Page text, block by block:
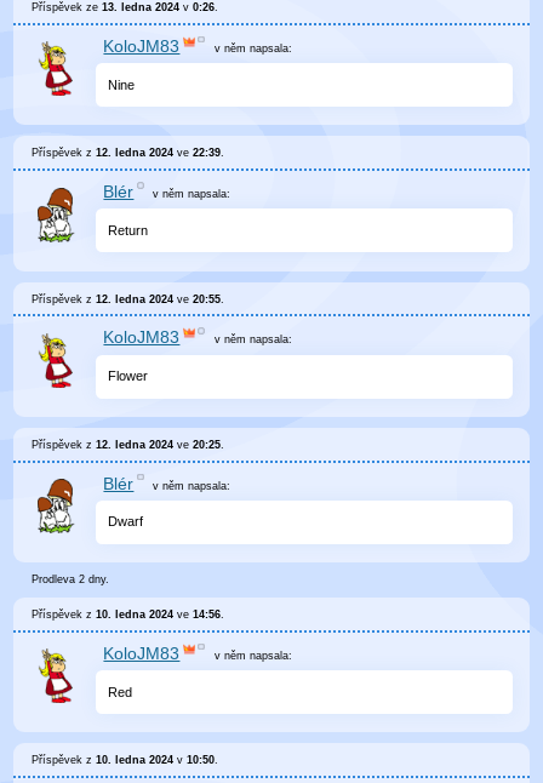
Příspěvek ze13. ledna 2024 v0:26.
KoloJM83 v něm napsala:
Nine
Příspěvek z12. ledna 2024 ve22:39.
Blér v němnapsala:
Return
Příspěvek z12. ledna 2024 ve20:55
KoloJM83 v něm napsala:
Flower
Příspěvek z12. ledna 2024 ve20:25
Blér v němnapsala:
Dwarf
Prodleva 2 dny.
Příspěvek z10. ledna 2024 ve14:56.
KoloJM83 v něm napsala:
Red
Příspěvek z10. ledna 2024 v10:50.